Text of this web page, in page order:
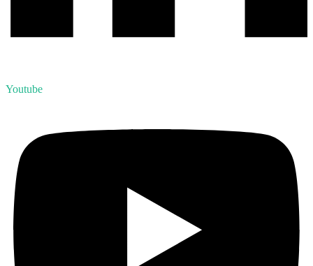
Youtube